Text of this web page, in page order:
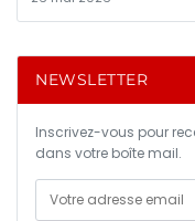
NEWSLETTER
Inscrivez-vous pour
dans votre boîte mail.